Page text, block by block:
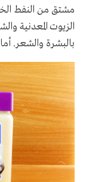
مشتق من النفط
الزيوت المعدنية
بالبشرة والشعر.